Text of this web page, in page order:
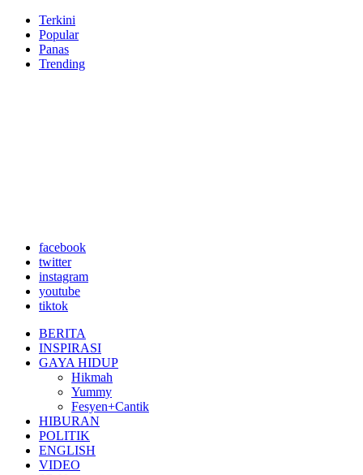
Terkini
Popular
Panas
Trending
facebook
twitter
instagram
youtube
tiktok
BERITA
INSPIRASI
GAYA HIDUP
Hikmah
Yummy
Fesyen+Cantik
HIBURAN
POLITIK
ENGLISH
VIDEO